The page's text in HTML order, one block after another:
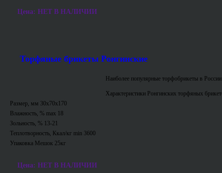
Цена: НЕТ В НАЛИЧИИ
Торфяные брикеты Ронгинские
Наиболее популярные торфобрикеты в
Характеристики Ронгинских торфяных
Размер, мм 30х70х170
Влажность, % max 18
Зольность, % 13-21
Теплотворность, Ккал/кг min 3600
Упаковка Мешок 25кг
Цена: НЕТ В НАЛИЧИИ